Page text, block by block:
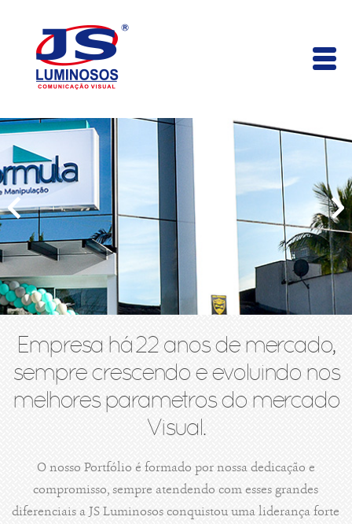
Empresa há 22 anos de mercado,
sempre crescendo e evoluindo nos
melhores parametros do mercado
Visual.
O nosso Portfólio é formado por nossa dedicação e
compromisso, sempre atendendo com esses grandes
diferenciais a JS Luminosos conquistou uma liderança forte